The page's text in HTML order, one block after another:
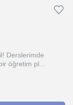
Derslerimde
öğretim pl...